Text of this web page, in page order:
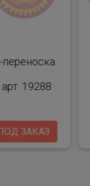
переноска
19288
ЗАКАЗ